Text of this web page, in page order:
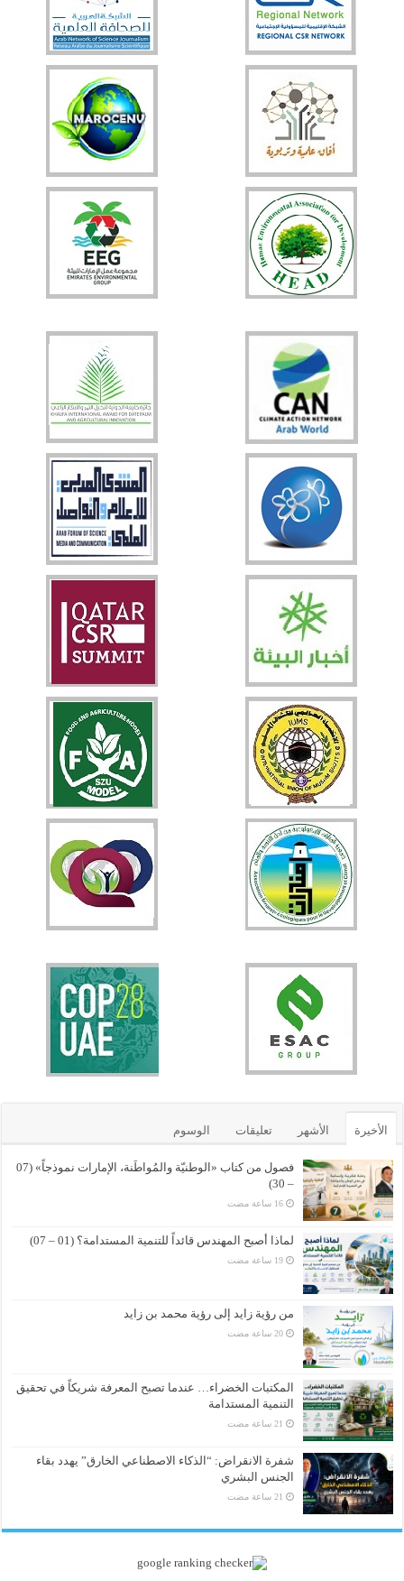
الأخيرة الأشهر تعليقات الوسوم
فصول من كتاب «الوطنيّة والمُواطَنة، الإمارات نموذجاً» (07
– 30)
لماذا أصبح المهندس قائداً للتنمية المستدامة؟ (01 – 07)
من رؤية زايد إلى رؤية محمد بن زايد
المكتبات الخضراء… عندما تصبح المعرفة شريكاً في تحقيق
التنمية المستدامة
شفرة الانقراض: “الذكاء الاصطناعي الخارق” يهدد بقاء
الجنس البشري